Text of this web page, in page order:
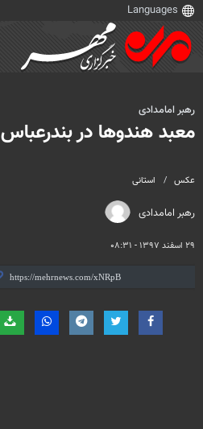
عکس استانی
رهبر امامدادی
۲۹ اسفند ۱۳۹۷ - ۰۸:۳۱
رهبر امامدادی
معبد هندوها در بندرعباس